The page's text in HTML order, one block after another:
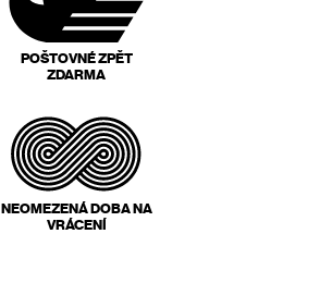
POŠTOVNÉ ZPĚT
ZDARMA
NEOMEZENÁ DOBA NA
VRÁCENÍ